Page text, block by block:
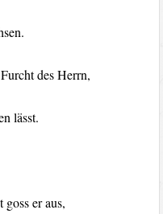
des Herrn,
lässt.
er aus,